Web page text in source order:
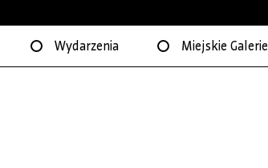
Wydarzenia Miejskie Galerie